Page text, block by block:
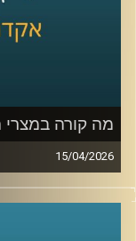
היום נדבר עם
הספר הבינלאומי
מהשירות כחייל
בברית המועצות
לעבודה יומיומית
מקרוב איך העולם
החלטות שמעצבות
אז מה באמת קורה
מה קורה במצרי
15/04/2026
בשבועות
מצרי הורמוז,